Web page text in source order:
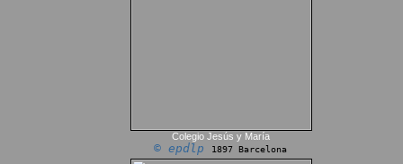
Colegio Jesús y María
© epdlp 1897 Barcelona